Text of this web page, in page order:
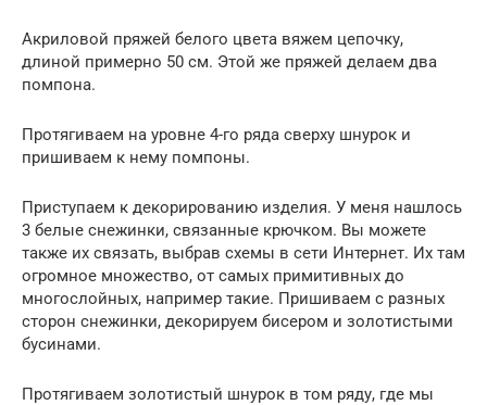
Акриловой пряжей белого цвета вяжем цепочку,
длиной примерно 50 см. Этой же пряжей делаем два
помпона.
Протягиваем на уровне 4-го ряда сверху шнурок и
пришиваем к нему помпоны.
Приступаем к декорированию изделия. У меня нашлось
3 белые снежинки, связанные крючком. Вы можете
также их связать, выбрав схемы в сети Интернет. Их там
огромное множество, от самых примитивных до
многослойных, например такие. Пришиваем с разных
сторон снежинки, декорируем бисером и золотистыми
бусинами.
Протягиваем золотистый шнурок в том ряду, где мы